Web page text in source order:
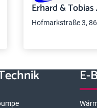
Erhard & Tobias
Hofmarkstraße 3,
E-